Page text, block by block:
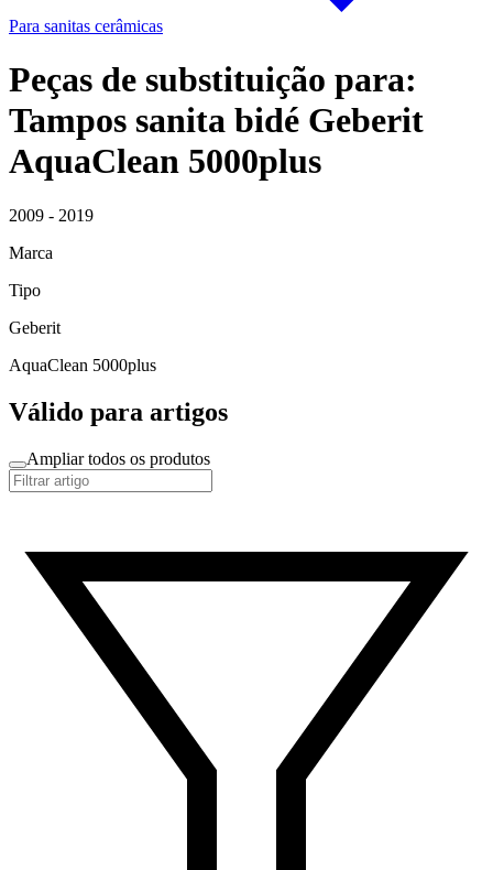
Para sanitas cerâmicas
Peças de substituição para:
Tampos sanita bidé Geberit
AquaClean 5000plus
2009 - 2019
Marca
Tipo
Geberit
AquaClean 5000plus
Válido para artigos
Ampliar todos os produtos